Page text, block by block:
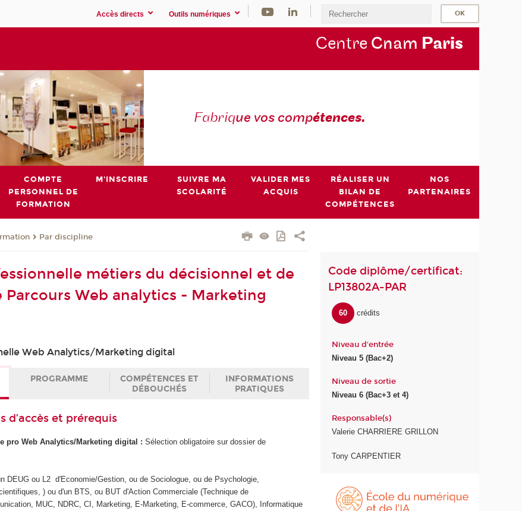
Accès directs Outils numériques
Centre Cnam Paris
Fabrique vos compétences.
COMPTE
PERSONNEL DE
FORMATION
M'INSCRIRE
SUIVRE MA
SCOLARITÉ
VALIDER MES
ACQUIS
RÉALISER UN
BILAN DE
COMPÉTENCES
NOS
PARTENAIRES
Par discipline
métiers du décisionnel et de
Parcours Web analytics - Marketing
Web Analytics/Marketing digital
PROGRAMME
COMPÉTENCES ET
DÉBOUCHÉS
INFORMATIONS
PRATIQUES
d’accès et prérequis
pro Web Analytics/Marketing digital :Sélection obligatoire sur dossier de
DEUG ou L2 d'Economie/Gestion, ou de Sociologue, ou de Psychologie,
) ou d'un BTS, ou BUT d'Action Commerciale (Technique de
MUC, NDRC, CI, Marketing, E-Marketing, E-commerce, GACO), Informatique
Code diplôme/certificat:
LP13802A-PAR
60 crédits
Niveau d'entrée
Niveau 5 (Bac+2)
Niveau de sortie
Niveau 6 (Bac+3 et 4)
Responsable(s)
Valerie CHARRIERE GRILLON
Tony CARPENTIER